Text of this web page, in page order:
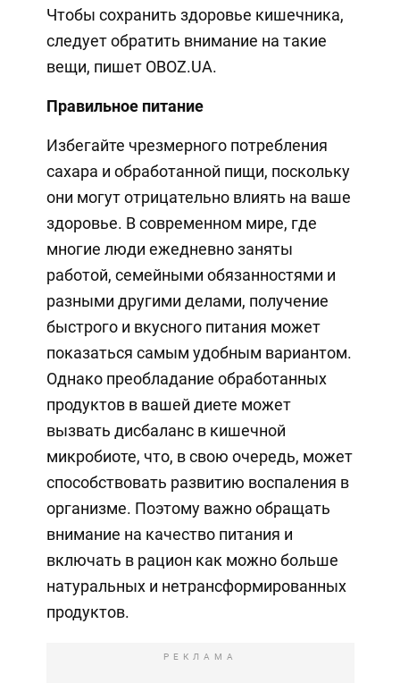
Чтобы сохранить здоровье кишечника,
следует обратить внимание на такие
вещи, пишет OBOZ.UA.
Правильное питание
Избегайте чрезмерного потребления
сахара и обработанной пищи, поскольку
они могут отрицательно влиять на ваше
здоровье. В современном мире, где
многие люди ежедневно заняты
работой, семейными обязанностями и
разными другими делами, получение
быстрого и вкусного питания может
показаться самым удобным вариантом.
Однако преобладание обработанных
продуктов в вашей диете может
вызвать дисбаланс в кишечной
микробиоте, что, в свою очередь, может
способствовать развитию воспаления в
организме. Поэтому важно обращать
внимание на качество питания и
включать в рацион как можно больше
натуральных и нетрансформированных
продуктов.
РЕКЛАМА